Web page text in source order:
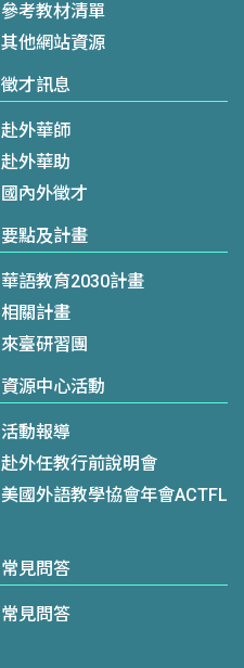
參考教材清單
其他網站資源
徵才訊息
赴外華師
赴外華助
國內外徵才
要點及計畫
華語教育2030計畫
相關計畫
來臺研習團
資源中心活動
活動報導
赴外任教行前說明會
美國外語教學協會年會ACTFL
常見問答
常見問答